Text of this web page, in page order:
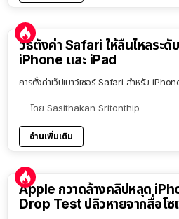
วิธีตั้งค่า Safari ให้ลื่นไหลระ
iPhone และ iPad
การตั้งค่าเว็ปเบาว์เซอร์ Safari สำหรับ
โดย Sasithakan Sritonthip
อ่านเพิ่มเติม
Apple กวาดล้างคลิปหลุด
Drop Test ปลิวหายจากสื่อโซ